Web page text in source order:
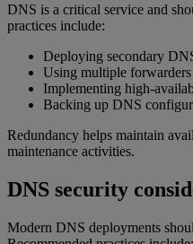
DNS is a critical service and
practices include:
Deploying secondary
Using multiple forwarders
Implementing high-
Backing up DNS
Redundancy helps maintain
maintenance activities.
DNS security
Modern DNS deployments